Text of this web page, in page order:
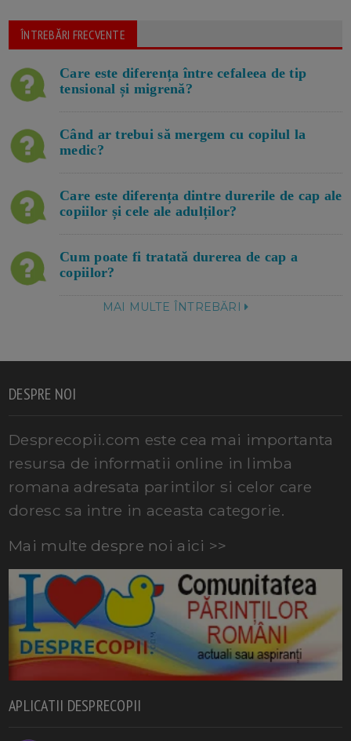
ÎNTREBĂRI FRECVENTE
Care este diferența între cefaleea de tip
tensional și migrenă?
Când ar trebui să mergem cu copilul la
medic?
Care este diferența dintre durerile de cap ale
copiilor și cele ale adulților?
Cum poate fi tratată durerea de cap a
copiilor?
MAI MULTE ÎNTREBĂRI
DESPRE NOI
Desprecopii.com este cea mai importanta
resursa de informatii online in limba
romana adresata parintilor si celor care
doresc sa intre in aceasta categorie.
Mai multe despre noi aici >>
APLICATII DESPRECOPII